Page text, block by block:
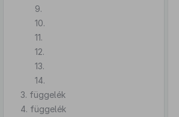
9.
10.
11.
12.
13.
14.
3. függelék
4. függelék